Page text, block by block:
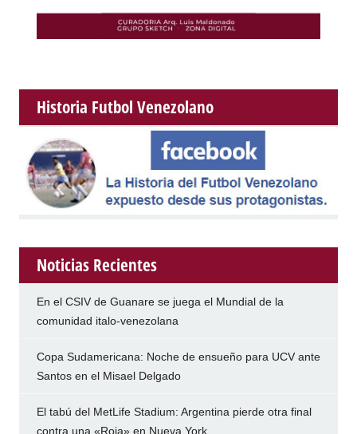
Historia Futbol Venezolano
Noticias Recientes
En el CSIV de Guanare se juega el Mundial de la
comunidad italo-venezolana
Copa Sudamericana: Noche de ensueño para UCV ante
Santos en el Misael Delgado
El tabú del MetLife Stadium: Argentina pierde otra final
contra una «Roja» en Nueva York